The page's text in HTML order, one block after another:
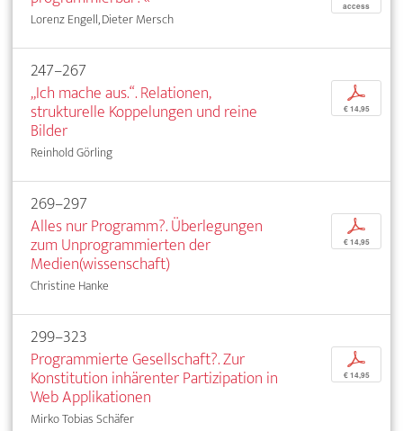
Lorenz Engell, Dieter Mersch
access
247–267
„Ich mache aus.“. Relationen,
strukturelle Koppelungen und reine
Bilder
Reinhold Görling
p
€ 14,95
269–297
Alles nur Programm?. Überlegungen
zum Unprogrammierten der
Medien(wissenschaft)
Christine Hanke
p
€ 14,95
299–323
Programmierte Gesellschaft?. Zur
Konstitution inhärenter Partizipation in
Web Applikationen
Mirko Tobias Schäfer
p
€ 14,95